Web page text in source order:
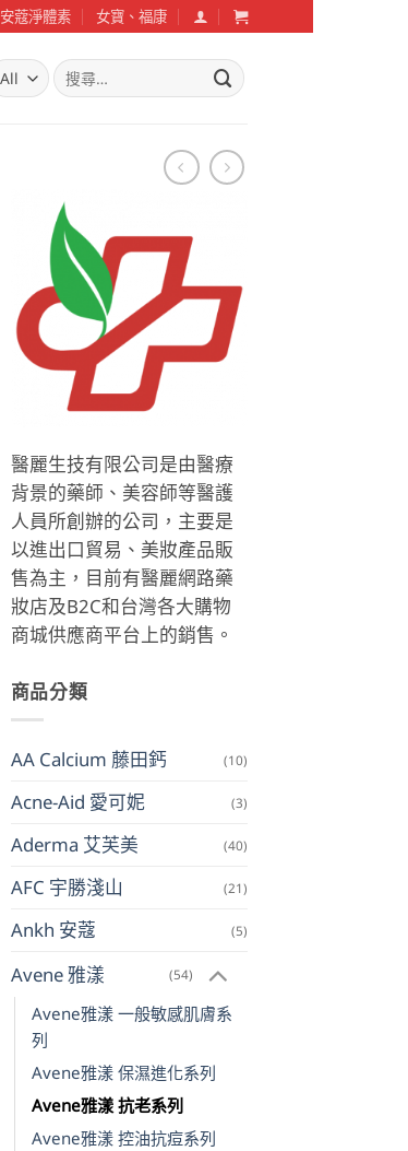
安蔻淨體素 女寶、福康
搜
尋
醫麗生技有限公司是由醫療
背景的藥師、美容師等醫護
人員所創辦的公司，主要是
以進出口貿易、美妝產品販
售為主，目前有醫麗網路藥
妝店及B2C和台灣各大購物
商城供應商平台上的銷售。
商品分類
AA Calcium 藤田鈣 (10)
Acne-Aid 愛可妮 (3)
Aderma 艾芙美 (40)
AFC 宇勝淺山 (21)
Ankh 安蔻 (5)
Avene 雅漾 (54)
Avene雅漾 一般敏感肌膚系
列
Avene雅漾 保濕進化系列
Avene雅漾 抗老系列
Avene雅漾 控油抗痘系列